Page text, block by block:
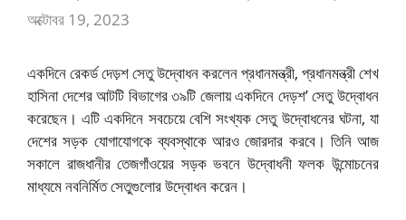
অক্টোবর 19, 2023
একদিনে রেকর্ড দেড়শ সেতু উদ্বোধন করলেন প্রধানমন্ত্রী, প্রধানমন্ত্রী শেখ
হাসিনা দেশের আটটি বিভাগের ৩৯টি জেলায় একদিনে দেড়শ’ সেতু উদ্বোধন
করেছেন। এটি একদিনে সবচেয়ে বেশি সংখ্যক সেতু উদ্বোধনের ঘটনা, যা
দেশের সড়ক যোগাযোগকে ব্যবস্থাকে আরও জোরদার করবে। তিনি আজ
সকালে রাজধানীর তেজগাঁওয়ের সড়ক ভবনে উদ্বোধনী ফলক উন্মোচনের
মাধ্যমে নবনির্মিত সেতুগুলোর উদ্বোধন করেন।